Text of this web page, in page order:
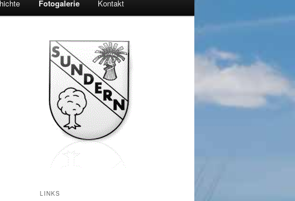
Fotogalerie Kontakt
LINKS